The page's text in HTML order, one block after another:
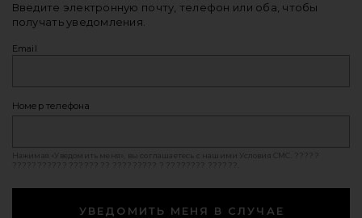
Введите электронную почту, телефон или оба, чтобы
получать уведомления.
Email
Номер телефона
Нажимая «Уведомить меня», вы соглашаетесь с нашими Условия СМС
УВЕДОМИТЬ МЕНЯ В СЛУЧАЕ